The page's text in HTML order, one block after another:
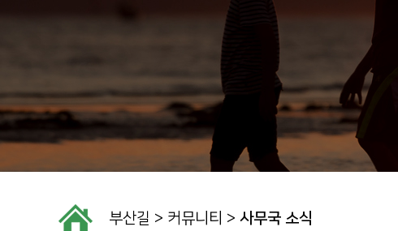
부산길 > 커뮤니티 > 사무국 소식